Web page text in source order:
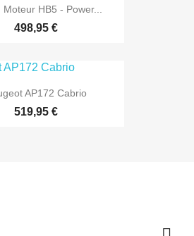
Moteur HB5 - Power...
498,95 €
AP172 Cabrio
519,95 €